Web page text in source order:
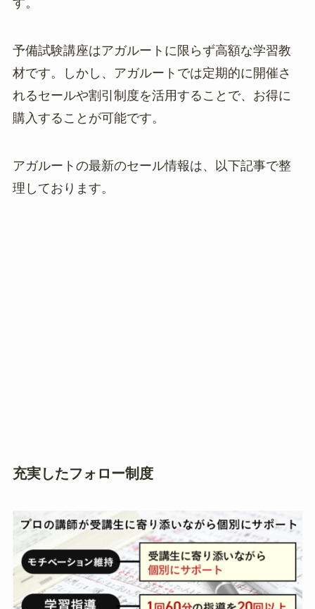
す。
予備試験講座はアガルートに限らず高額な学習教
材です。しかし、アガルートでは定期的に開催さ
れるセールや割引制度を活用することで、お得に
購入することが可能です。
アガルートの最新のセール情報は、以下記事で整
理しております。
充実したフォロー制度